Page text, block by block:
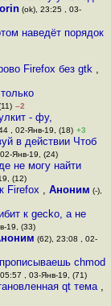
(ok), 23:25 , 03-
наведёт порядок
Firefox без gtk ,
–2
- фу,
, 02-Янв-19, (18) +3
в действии Чтоб
Янв-19, (24)
не могу найти
(12)
Firefox , Аноним (-),
к gecko, а не
19, (33)
(62), 23:08 , 02-
chmod
, 03-Янв-19, (71)
qt тема ,